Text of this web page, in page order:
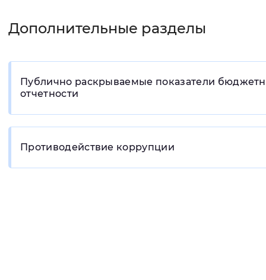
Дополнительные разделы
Публично раскрываемые показатели
отчетности
Противодействие коррупции